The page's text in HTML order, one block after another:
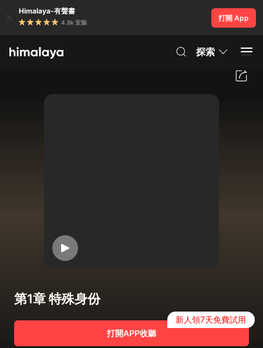
Himalaya-有聲書
4.8k 安裝
打開 App
探索
第1章 特殊身份
打開APP收聽
新人領7天免費試用